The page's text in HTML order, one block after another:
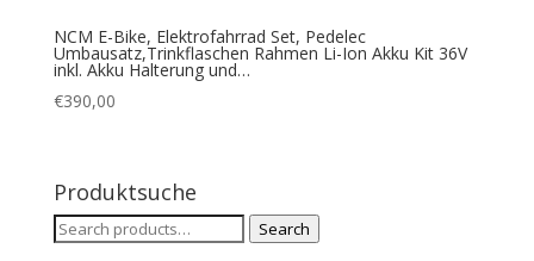
NCM E-Bike, Elektrofahrrad Set, Pedelec
Umbausatz,Trinkflaschen Rahmen Li-Ion Akku Kit 36V
inkl. Akku Halterung und…
€390,00
Produktsuche
Search
Search